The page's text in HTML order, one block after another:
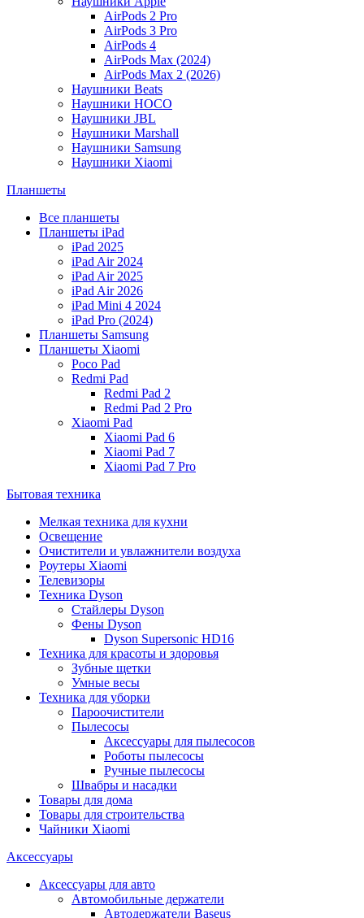
AirPods 2 Pro
AirPods 3 Pro
AirPods 4
AirPods Max (2024)
AirPods Max 2 (2026)
Наушники Beats
Наушники HOCO
Наушники JBL
Наушники Marshall
Наушники Samsung
Наушники Xiaomi
Планшеты
Все планшеты
Планшеты iPad
iPad 2025
iPad Air 2024
iPad Air 2025
iPad Air 2026
iPad Mini 4 2024
iPad Pro (2024)
Планшеты Samsung
Планшеты Xiaomi
Poco Pad
Redmi Pad
Redmi Pad 2
Redmi Pad 2 Pro
Xiaomi Pad
Xiaomi Pad 6
Xiaomi Pad 7
Xiaomi Pad 7 Pro
Бытовая техника
Мелкая техника для кухни
Освещение
Очистители и увлажнители воздуха
Роутеры Xiaomi
Телевизоры
Техника Dyson
Стайлеры Dyson
Фены Dyson
Dyson Supersonic HD16
Техника для красоты и здоровья
Зубные щетки
Умные весы
Техника для уборки
Пароочистители
Пылесосы
Аксессуары для пылесосов
Роботы пылесосы
Ручные пылесосы
Швабры и насадки
Товары для дома
Товары для строительства
Чайники Xiaomi
Аксессуары
Аксессуары для авто
Автомобильные держатели
Автодержатели Baseus